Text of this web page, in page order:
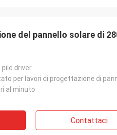
del pannello solare di
pile driver
per lavori di progettazione di
al minuto
Contattaci